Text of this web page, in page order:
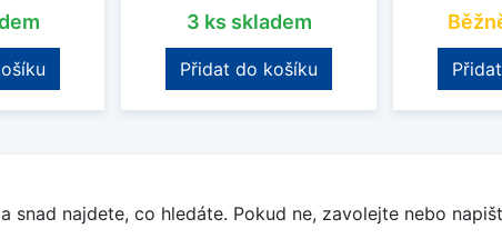
3 ks skladem
Přidat do košíku
snad najdete, co hledáte. Pokud ne, zavolejte nebo